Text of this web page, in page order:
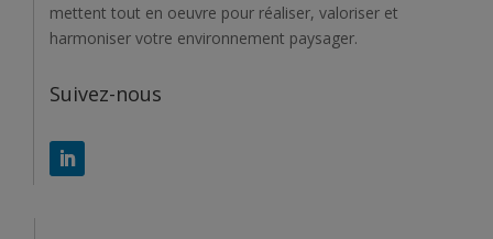
mettent tout en oeuvre pour réaliser, valoriser et
harmoniser votre environnement paysager.
Suivez-nous